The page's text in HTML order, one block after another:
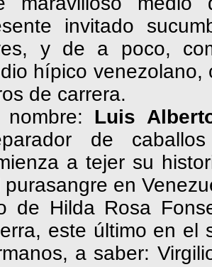
invitado
y de a poco,
hípico venezolano,
de carrera.
nombre: Luis
de
a tejer su
purasangre en
de Hilda Rosa
este último en el
a saber: